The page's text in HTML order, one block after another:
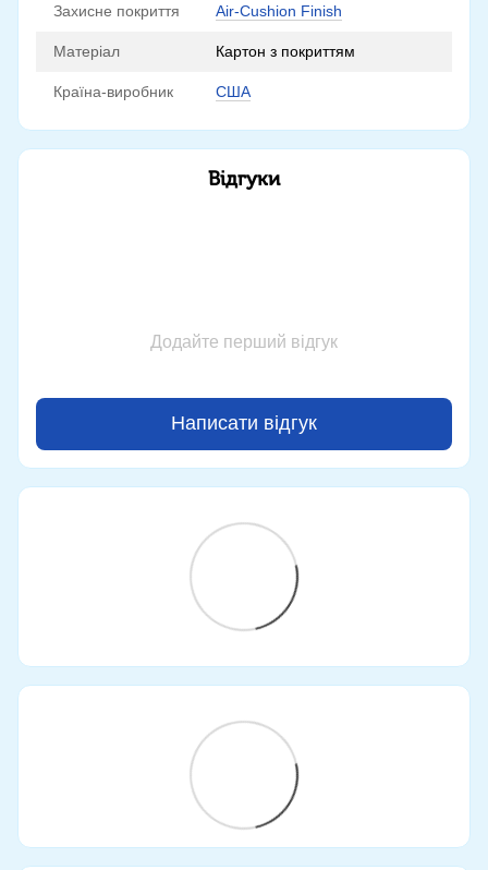
Захисне покриття Air-Cushion Finish
Матеріал Картон з покриттям
Країна-виробник США
Відгуки
Додайте перший відгук
Написати відгук